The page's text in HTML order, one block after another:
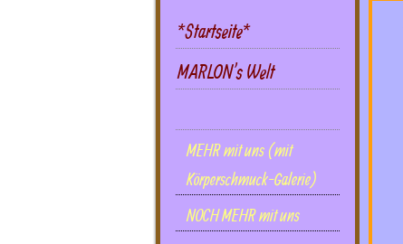
*Startseite*
MARLON's Welt
MEHR mit uns (mit
Körperschmuck-Galerie)
NOCH MEHR mit uns